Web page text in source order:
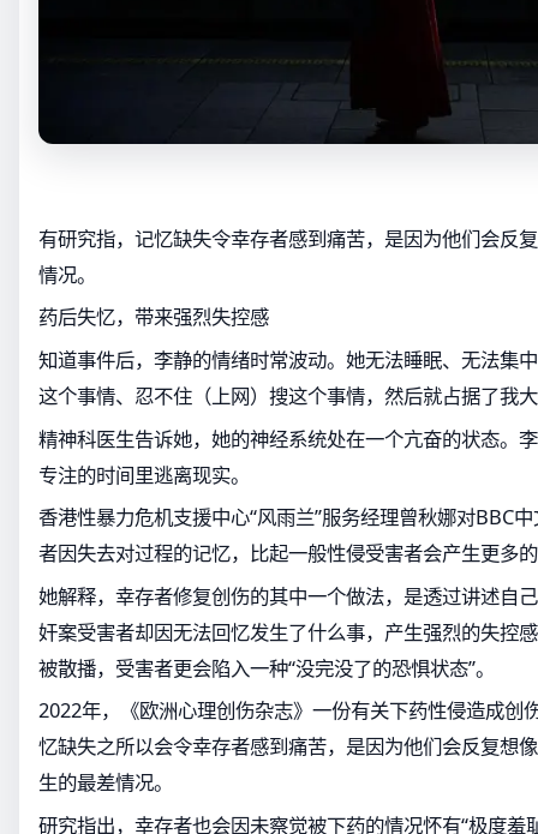
有研究指，记忆缺失令幸存者感到痛苦，是因为他们会反
情况。
药后失忆，带来强烈失控感
知道事件后，李静的情绪时常波动。她无法睡眠、无法集
这个事情、忍不住（上网）搜这个事情，然后就占据了我
精神科医生告诉她，她的神经系统处在一个亢奋的状态。
专注的时间里逃离现实。
香港性暴力危机支援中心“风雨兰”服务经理曾秋娜对BBC
者因失去对过程的记忆，比起一般性侵受害者会产生更多
她解释，幸存者修复创伤的其中一个做法，是透过讲述自
奸案受害者却因无法回忆发生了什么事，产生强烈的失控
被散播，受害者更会陷入一种“没完没了的恐惧状态”。
2022年，《欧洲心理创伤杂志》一份有关下药性侵造成创
忆缺失之所以会令幸存者感到痛苦，是因为他们会反复想
生的最差情况。
研究指出，幸存者也会因未察觉被下药的情况怀有“极度羞